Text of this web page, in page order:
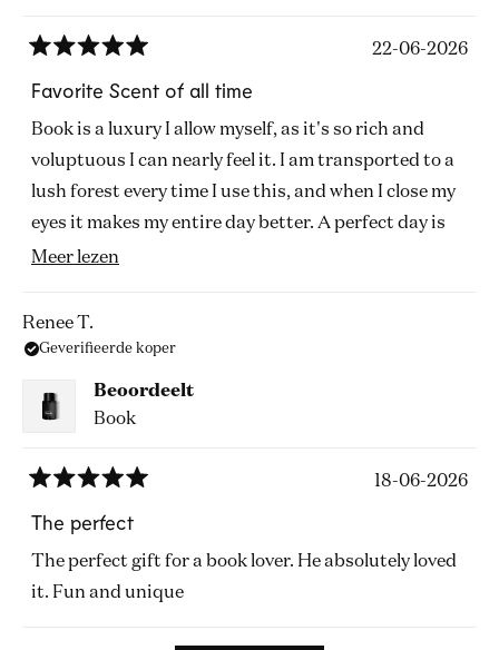
met
5
van
de
5
sterren
22-06-2026
Favorite Scent of all time
Book is a luxury I allow myself, as it's so rich and
voluptuous I can nearly feel it. I am transported to a
lush forest every time I use this, and when I close my
eyes it makes my entire day better. A perfect day is
showering with Heretic's Nosferateau body wash,
Meer lezen
deze
beoordeling
Renee T.
Geverifieerde koper
Beoordeelt
Book
met
5
van
de
5
18-06-2026
The perfect
The perfect gift for a book lover. He absolutely loved
it. Fun and unique